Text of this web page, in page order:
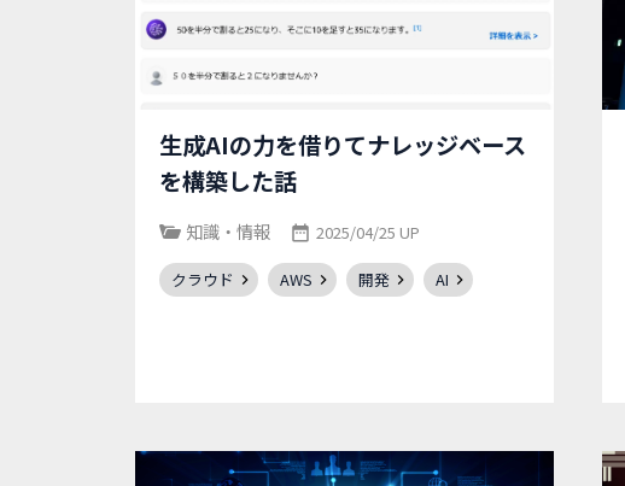
生成AIの力を借りてナレッジベース
を構築した話
知識・情報 2025/04/25 UP
クラウド AWS 開発 AI